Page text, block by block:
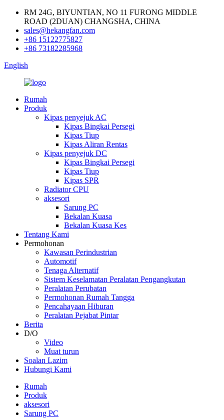
RM 24G, BIYUNTIAN, NO 11 FURONG MIDDLE
ROAD (2DUAN) CHANGSHA, CHINA
sales@hekangfan.com
+86 15122775827
+86 73182285968
English
Rumah
Produk
Kipas penyejuk AC
Kipas Bingkai Persegi
Kipas Tiup
Kipas Aliran Rentas
Kipas penyejuk DC
Kipas Bingkai Persegi
Kipas Tiup
Kipas SPR
Radiator CPU
aksesori
Sarung PC
Bekalan Kuasa
Bekalan Kuasa Kes
Tentang Kami
Permohonan
Kawasan Perindustrian
Automotif
Tenaga Alternatif
Sistem Keselamatan Peralatan Pengangkutan
Peralatan Perubatan
Permohonan Rumah Tangga
Pencahayaan Hiburan
Peralatan Pejabat Pintar
Berita
D/O
Video
Muat turun
Soalan Lazim
Hubungi Kami
Rumah
Produk
aksesori
Sarung PC